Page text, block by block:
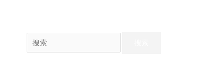
索：